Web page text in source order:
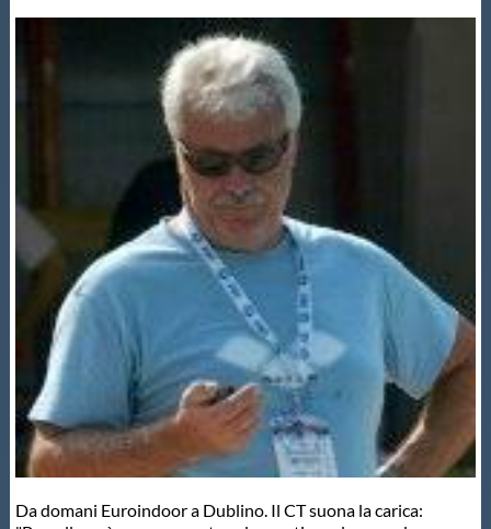
Fondo
Salvamento
Formazione
Scuole Nuoto
Propaganda
Da domani Euroindoor a Dublino. Il CT suona la carica: